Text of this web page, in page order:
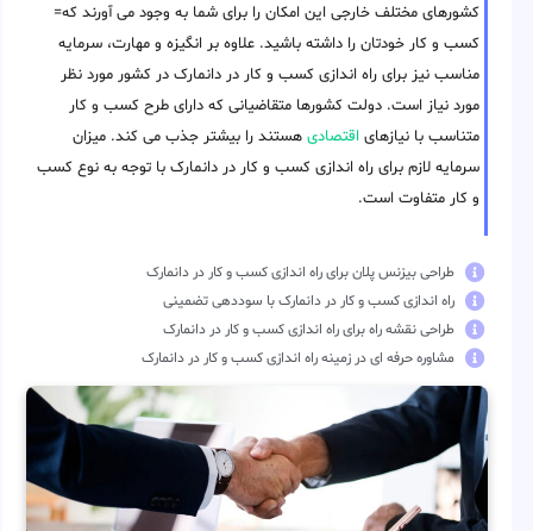
کشورهای مختلف خارجی این امکان را برای شما به وجود می آورند که=
کسب و کار خودتان را داشته باشید. علاوه بر انگیزه و مهارت، سرمایه
مناسب نیز برای راه اندازی کسب و کار در دانمارک در کشور مورد نظر
مورد نیاز است. دولت کشورها متقاضیانی که دارای طرح کسب و کار
متناسب با نیازهای اقتصادی هستند را بیشتر جذب می کند. میزان
سرمایه لازم برای راه اندازی کسب و کار در دانمارک با توجه به نوع کسب
و کار متفاوت است.
طراحی بیزنس پلان برای راه اندازی کسب و کار در دانمارک
راه اندازی کسب و کار در دانمارک با سوددهی تضمینی
طراحی نقشه راه برای راه اندازی کسب و کار در دانمارک
مشاوره حرفه ای در زمینه راه اندازی کسب و کار در دانمارک